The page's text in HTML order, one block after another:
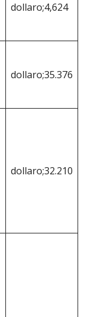
dollaro;4,624
dollaro;35.376
dollaro;32.210